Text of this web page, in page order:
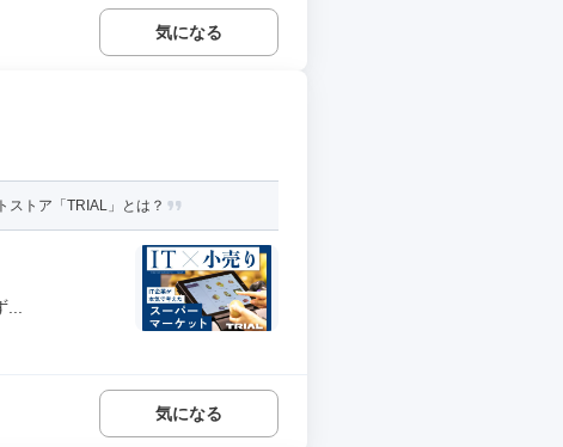
気になる
ストア「TRIAL」とは？
気になる